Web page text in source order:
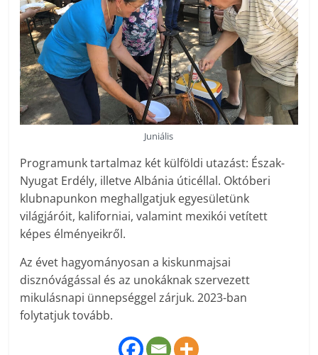
Juniális
Programunk tartalmaz két külföldi utazást: Észak-
Nyugat Erdély, illetve Albánia úticéllal. Októberi
klubnapunkon meghallgatjuk egyesületünk
világjáróit, kaliforniai, valamint mexikói vetített
képes élményeikről.
Az évet hagyományosan a kiskunmajsai
disznóvágással és az unokáknak szervezett
mikulásnapi ünnepséggel zárjuk. 2023-ban
folytatjuk tovább.